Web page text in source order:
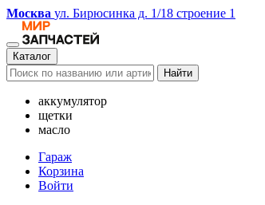
Москва ул. Бирюсинка д. 1/18 строение 1
Каталог
Найти
аккумулятор
щетки
масло
Гараж
Корзина
Войти